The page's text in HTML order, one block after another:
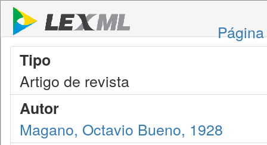
Tipo
Artigo de revista
Autor
Magano, Octavio Bueno, 1928